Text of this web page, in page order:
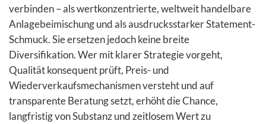
verbinden – als wertkonzentrierte, weltweit handelbare
Anlagebeimischung und als ausdrucksstarker Statement-
Schmuck. Sie ersetzen jedoch keine breite
Diversifikation. Wer mit klarer Strategie vorgeht,
Qualität konsequent prüft, Preis- und
Wiederverkaufsmechanismen versteht und auf
transparente Beratung setzt, erhöht die Chance,
langfristig von Substanz und zeitlosem Wert zu